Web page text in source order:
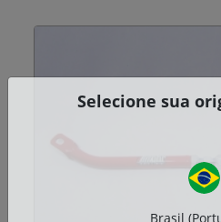
Selecione sua
Brasil